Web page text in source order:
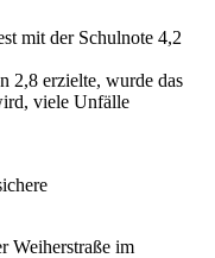
mit der Schulnote 4,2
2,8 erzielte, wurde das
viele Unfälle
Weiherstraße im